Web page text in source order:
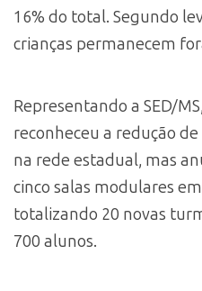
16% do total. Segundo
crianças permanecem
Representando a SED/
reconheceu a redução
na rede estadual, mas
cinco salas modulares
totalizando 20 novas
700 alunos.